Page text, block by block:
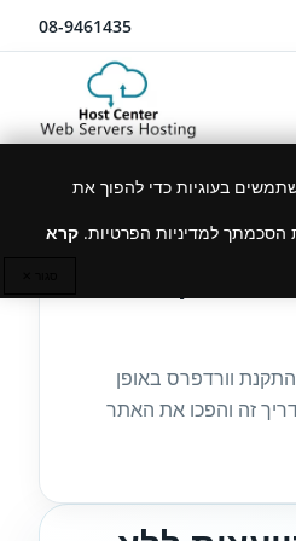
08-9461435
בעוגיות כדי להפוך את
למדיניות הפרטיות. קרא
וורדפרס באופן
זה והפכו את האתר